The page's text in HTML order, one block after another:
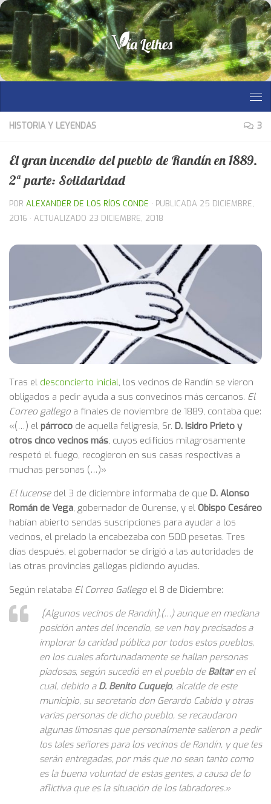
Saltar al contenido
HISTORIA Y LEYENDAS 3
El gran incendio del pueblo de Randín en 1889.
2ª parte: Solidaridad
POR ALEXANDER DE LOS RÍOS CONDE · PUBLICADA 25 DICIEMBRE,
2016 · ACTUALIZADO 23 DICIEMBRE, 2018
Tras el desconcierto inicial, los vecinos de Randín se vieron
obligados a pedir ayuda a sus convecinos más cercanos. El
Correo gallego a finales de noviembre de 1889, contaba que:
«(…) el párroco de aquella feligresía, Sr. D. Isidro Prieto y
otros cinco vecinos más, cuyos edificios milagrosamente
respetó el fuego, recogieron en sus casas respectivas a
muchas personas (…)»
El lucensedel 3 de diciembre informaba de que D. Alonso
Román de Vega, gobernador de Ourense, y el Obispo Cesáreo
habían abierto sendas suscripciones para ayudar a los
vecinos, el prelado la encabezaba con 500 pesetas. Tres
días después, el gobernador se dirigió a las autoridades de
las otras provincias gallegas pidiendo ayudas.
Según relataba El Correo Gallego el 8 de Diciembre:
[Algunos vecinos de Randín],(…) aunque en mediana
posición antes del incendio, se ven hoy precisados a
implorar la caridad pública por todos estos pueblos,
en los cuales afortunadamente se hallan personas
piadosas, según sucedió en el pueblo de Baltaren el
cual, debido a D. Benito Cuquejo, alcalde de este
municipio, su secretario don Gerardo Cabido y otras
varias personas de dicho pueblo, se recaudaron
algunas limosnas que personalmente salieron a pedir
los tales señores para los vecinos de Randín, y que les
serán entregadas, por más que no sean tanto como
es la buena voluntad de estas gentes, a causa de lo
aflictiva que es la situación de los labradores.»